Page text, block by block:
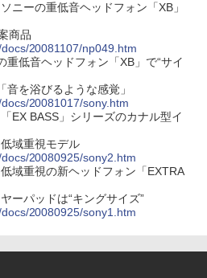
ニーの重低音ヘッドフォン「XB」
商品
20081107/np049.htm
重低音ヘッドフォン「XB」で“サイ
音を浴びるような感覚」
20081017/sony.htm
EX BASS」シリーズのカナル型イ
域重視モデル
20080925/sony2.htm
域重視の新ヘッドフォン「EXTRA
ーパッドは“キングサイズ”
20080925/sony1.htm